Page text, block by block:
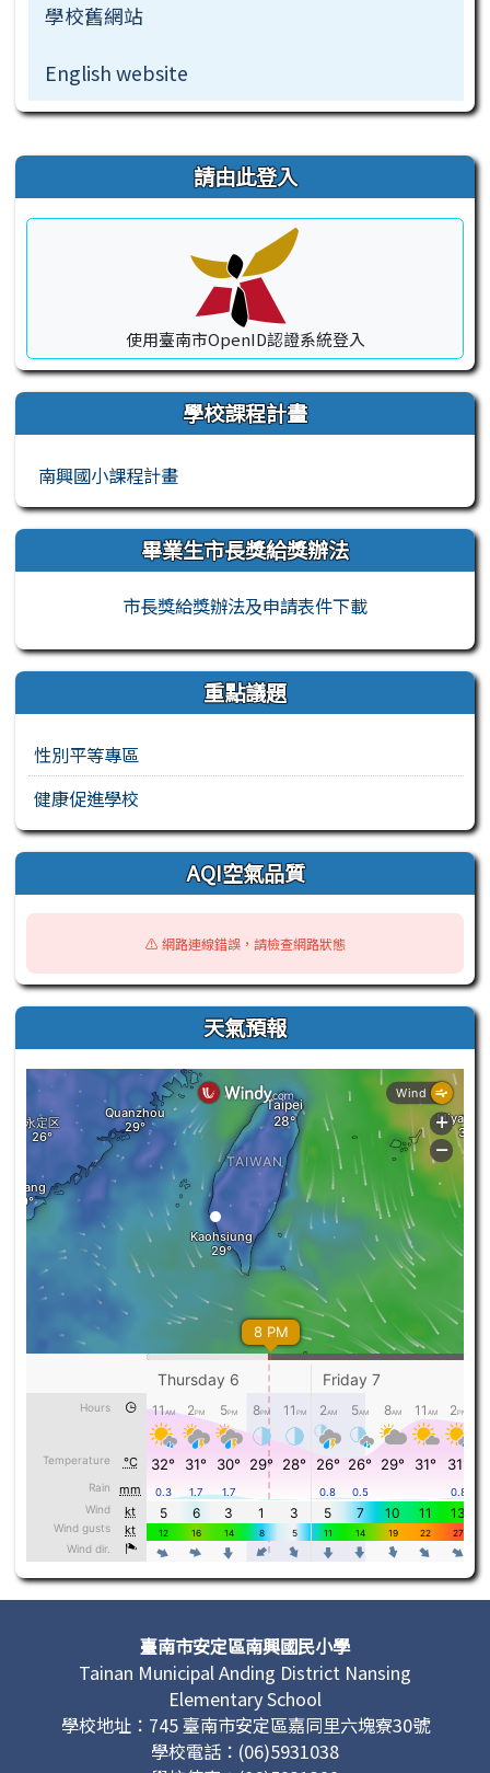
學校舊網站
English website
右邊區域內容 請由此登入
使用臺南市OpenID認證系統登入
學校課程計畫
南興國小課程計畫
畢業生市長獎給獎辦法
市長獎給獎辦法及申請表件下載
重點議題
性別平等專區
健康促進學校
AQI空氣品質
⚠️ 網路連線錯誤，請檢查網路狀態
天氣預報
頁尾區域內容臺南市安定區南興國民小學
Tainan Municipal Anding District Nansing
Elementary School
學校地址： 745 臺南市安定區嘉同里六塊寮30號
學校電話：(06)5931038